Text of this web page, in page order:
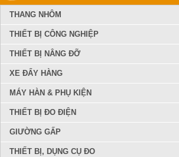
THANG NHÔM
THIẾT BỊ CÔNG NGHIỆP
THIẾT BỊ NÂNG ĐỠ
XE ĐẨY HÀNG
MÁY HÀN & PHỤ KIỆN
THIẾT BỊ ĐO ĐIỆN
GIƯỜNG GẤP
THIẾT BỊ, DỤNG CỤ ĐO